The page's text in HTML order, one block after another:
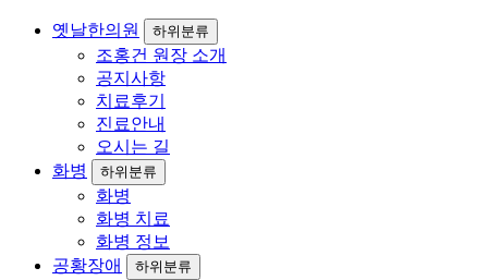
옛날한의원 하위분류
조홍건 원장 소개
공지사항
치료후기
진료안내
오시는 길
화병
하위분류
화병
화병 치료
화병 정보
공황장애
하위분류